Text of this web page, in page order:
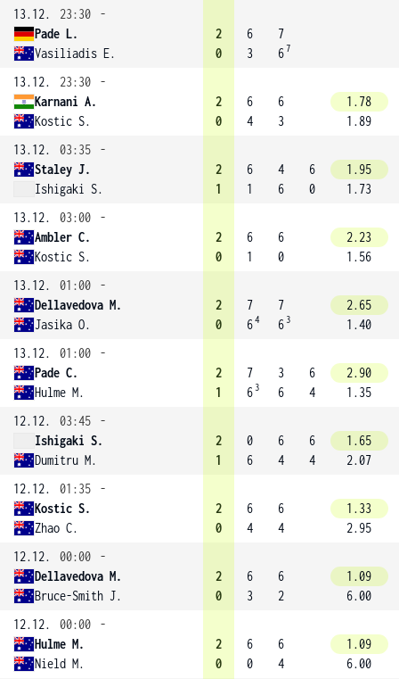
13.12.
23:30
-
Pade L.
Vasiliadis E.
2
0
6
3
7
67
13.12. 23:30
-
Karnani A.
Kostic S.
2
0
6
4
6
3
1.78
1.89
13.12.
03:35
-
Staley J.
Ishigaki S.
2
1
6
1
4
6
6
0
1.95
1.73
13.12.
03:00
-
Ambler C.
Kostic S.
2
0
6
1
6
0
2.23
1.56
13.12.
01:00
-
Dellavedova M.
Jasika O.
2
0
7
64
7
6 3
2.65
1.40
13.12.
01:00
-
Pade C.
Hulme M.
2
1
7
6 3
3
6
6
4
2.90
1.35
12.12.
03:45
-
Ishigaki S.
Dumitru M.
2
1
0
6
6
4
6
4
1.65
2.07
12.12.
01:35
-
Kostic S.
Zhao C.
2
0
6
4
6
4
1.33
2.95
12.12.
00:00
-
Dellavedova M.
Bruce-Smith J.
2
0
6
3
6
2
1.09
6.00
12.12.
00:00
-
Hulme M.
Nield M.
2
0
6
0
6
4
1.09
6.00